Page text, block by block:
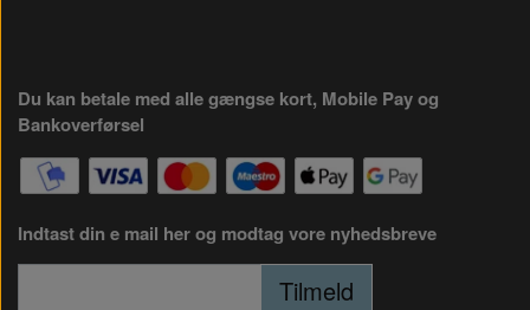
Du kan betale med alle gængse kort, Mobile Pay og
Bankoverførsel
Indtast din e mail her og modtag vore nyhedsbreve
Tilmeld